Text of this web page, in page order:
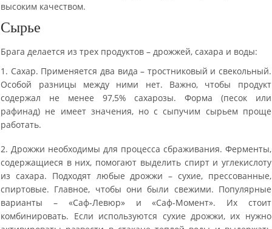
высоким качеством.
Сырье
Брага делается из трех продуктов – дрожжей, сахара и воды:
1. Сахар. Применяется два вида – тростниковый и свекольный.
Особой разницы между ними нет. Важно, чтобы продукт
содержал не менее 97,5% сахарозы. Форма (песок или
рафинад) не имеет значения, но с сыпучим сырьем проще
работать.
2. Дрожжи необходимы для процесса сбраживания. Ферменты,
содержащиеся в них, помогают выделить спирт и углекислоту
из сахара. Подходят любые дрожжи – сухие, прессованные,
спиртовые. Главное, чтобы они были свежими. Популярные
варианты – «Саф-Левюр» и «Саф-Момент». Их стоит
комбинировать. Если используются сухие дрожжи, их нужно